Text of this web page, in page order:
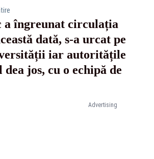
Advertising
a îngreunat circulația
dată, s-a urcat pe
iar autoritățile
jos, cu o echipă de